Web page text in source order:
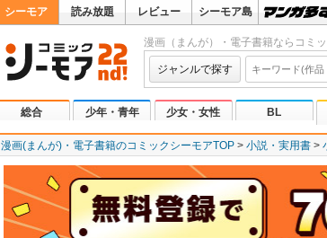
シーモア 読み放題 レビュー シーモア島
漫画（まんが）・電子書籍ならコミッ
ジャンルで探す
総合 少年・青年 少女・女性 BL
漫画(まんが)・電子書籍のコミックシーモアTOP 小説・実用書